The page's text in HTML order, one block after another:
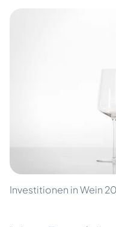
Investitionen in Wein